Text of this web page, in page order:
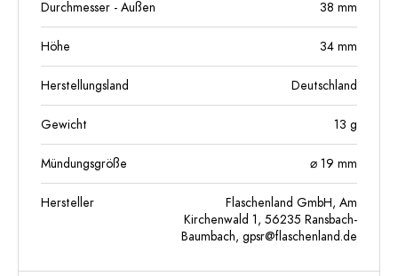
Durchmesser - Außen 38 mm
Höhe 34 mm
Herstellungsland Deutschland
Gewicht 13 g
Mündungsgröße ⌀ 19 mm
Hersteller
Flaschenland GmbH, Am
Kirchenwald 1, 56235 Ransbach-
Baumbach, gpsr@flaschenland.de